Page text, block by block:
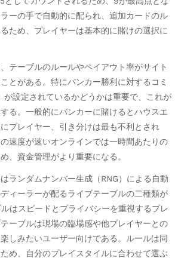
ーの手で自動的に配られ、追加カードのル
ため、プレイヤーは基本的に賭けの選択に
テーブルのルールやペイアウト率がサイト
とがある。特にバンカー勝利に対するコミ
が設定されているかどうかは重要で、これが
る。一般的にバンカーに賭けるとハウスエ
プレイヤー、引き分けは最も不利とされ
速度が速いオンラインでは一時間あたりの
、資金管理がより重要になる。
ランダムナンバー生成（RNG）による自動
ィーラーが配るライブテーブルの二種類が
はスピードとプライバシーを重視するプレ
ーブルは現場の臨場感や他プレイヤーとの
しみたいユーザー向けである。ルールは同
め、自分のプレイスタイルに合わせて選ぶ